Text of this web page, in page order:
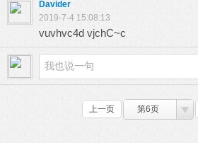
Davider
2019-7-4 15:08:13
vuvhvc4d vjchC~c
上一页 第6页